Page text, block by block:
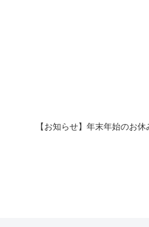
【お知らせ】年末年始のお休